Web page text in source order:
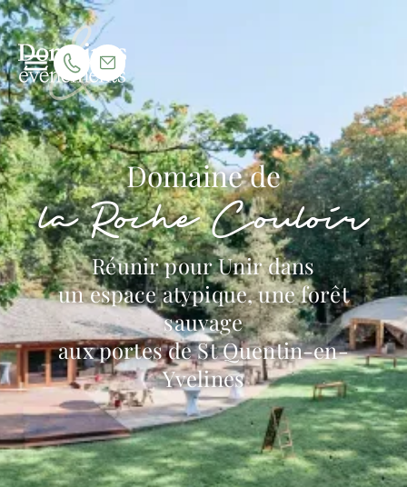
Domaine de
la Roche Couloir
Réunir pour Unir dans
un espace atypique, une forêt
sauvage
aux portes de St Quentin-en-
Yvelines